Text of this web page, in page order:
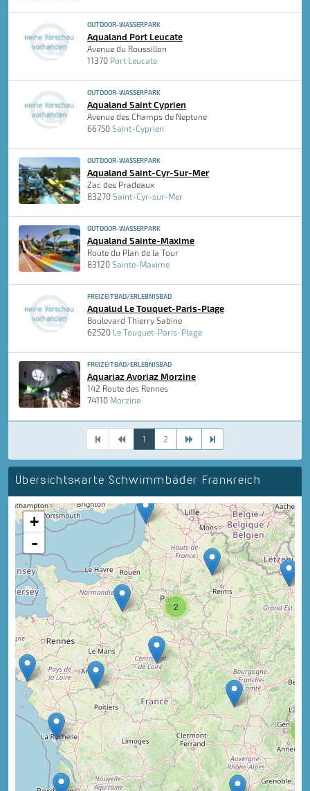
OUTDOOR-WASSERPARK
Aqualand Port Leucate
Avenue du Roussillon
11370 Port Leucate
OUTDOOR-WASSERPARK
Aqualand Saint Cyprien
Avenue des Champs de Neptune
66750 Saint-Cyprien
OUTDOOR-WASSERPARK
Aqualand Saint-Cyr-Sur-Mer
Zac des Pradeaux
83270 Saint-Cyr-sur-Mer
OUTDOOR-WASSERPARK
Aqualand Sainte-Maxime
Route du Plan de la Tour
83120 Sainte-Maxime
FREIZEITBAD/ERLEBNISBAD
Aqualud Le Touquet-Paris-Plage
Boulevard Thierry Sabine
62520 Le Touquet-Paris-Plage
FREIZEITBAD/ERLEBNISBAD
Aquariaz Avoriaz Morzine
142 Route des Rennes
74110 Morzine
1 2
Übersichtskarte Schwimmbäder Frankreich
2
+
-